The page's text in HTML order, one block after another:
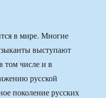
в мире. Многие
выступают
том числе и в
русской
поколение русских